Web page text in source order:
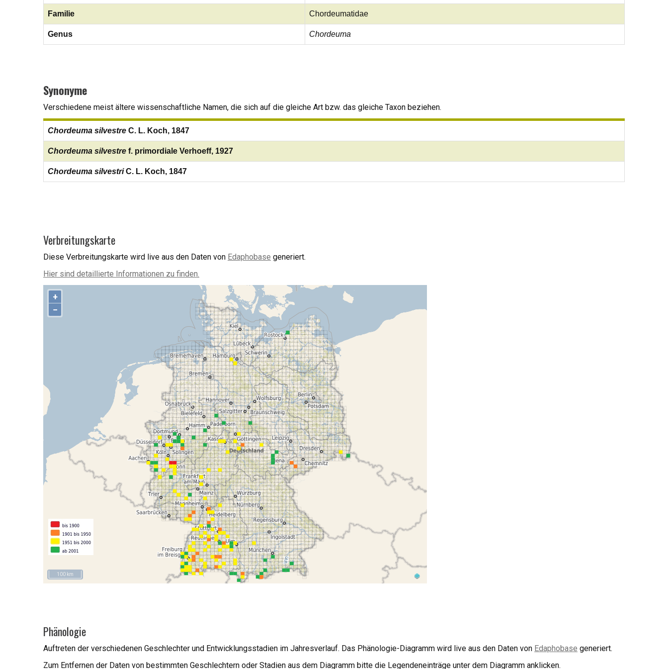
Familie Chordeumatidae
Genus Chordeuma
Synonyme
Verschiedene meist ältere wissenschaftliche Namen, die sich auf die gleiche Art bzw. das gleiche Taxon beziehen.
Chordeuma silvestre C. L. Koch, 1847
Chordeuma silvestre f. primordiale Verhoeff, 1927
Chordeuma silvestriC. L. Koch, 1847
Verbreitungskarte
Diese Verbreitungskarte wird live aus den Daten von Edaphobase generiert.
Hier sind detaillierte Informationen zu finden.
+
−
100 km
Phänologie
Auftreten der verschiedenen Geschlechter und Entwicklungsstadien im Jahresverlauf. Das Phänologie-Diagramm wird live aus den Daten von Edaphobase generiert.
Zum Entfernen der Daten von bestimmten Geschlechtern oder Stadien aus dem Diagramm bitte die Legendeneinträge unter dem Diagramm anklicken.